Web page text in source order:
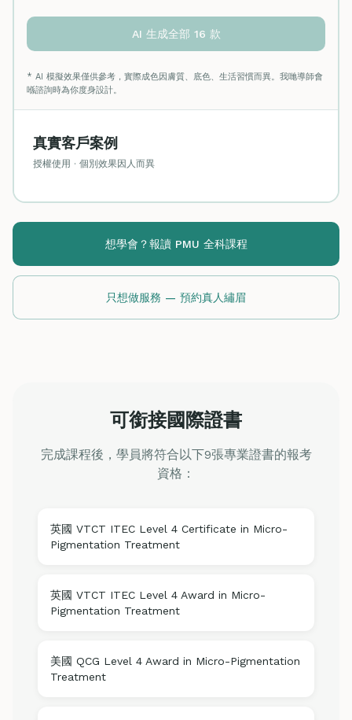
AI 生成全部 16 款
* AI 模擬效果僅供參考，實際成色因膚質、底色、生活習慣而異。我哋導師會
喺諮詢時為你度身設計。
真實客戶案例
授權使用 · 個別效果因人而異
BEFORE AFTER
← 拖動對比 →
想學會？報讀 PMU 全科課程
只想做服務 — 預約真人繡眉
可銜接國際證書
完成課程後，學員將符合以下9張專業證書的報考
資格：
英國 VTCT ITEC Level 4 Certificate in Micro-
Pigmentation Treatment
英國 VTCT ITEC Level 4 Award in Micro-
Pigmentation Treatment
美國 QCG Level 4 Award in Micro-Pigmentation
Treatment